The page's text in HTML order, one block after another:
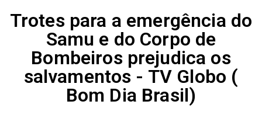
Trotes para a emergência do
Samu e do Corpo de
Bombeiros prejudica os
salvamentos - TV Globo (
Bom Dia Brasil)